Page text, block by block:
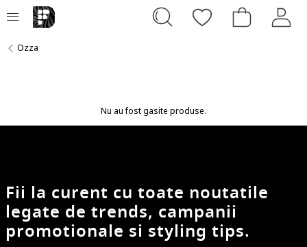
Ozza
Nu au fost gasite produse.
Fii la curent cu toate noutatile
legate de trends, campanii
promotionale si styling tips.